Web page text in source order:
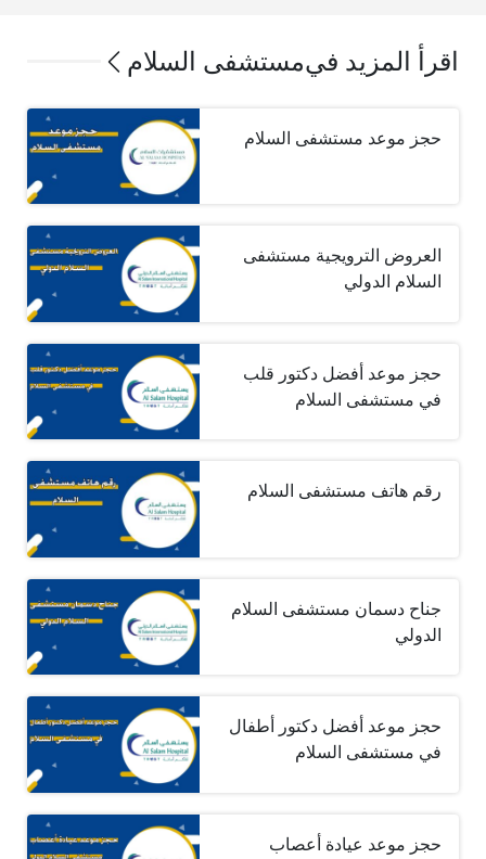
اقرأ المزيد فيمستشفى السلام
حجز موعد مستشفى السلام
العروض الترويجية مستشفى
السلام الدولي
حجز موعد أفضل دكتور قلب
في مستشفى السلام
رقم هاتف مستشفى السلام
جناح دسمان مستشفى السلام
الدولي
حجز موعد أفضل دكتور أطفال
في مستشفى السلام
حجز موعد عيادة أعصاب